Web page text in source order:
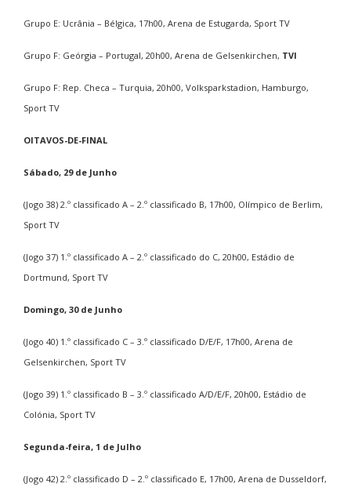
Grupo E: Ucrânia – Bélgica, 17h00, Arena de Estugarda, Sport TV
Grupo F: Geórgia – Portugal, 20h00, Arena de Gelsenkirchen, TVI
Grupo F: Rep. Checa – Turquia, 20h00, Volksparkstadion, Hamburgo,
Sport TV
OITAVOS-DE-FINAL
Sábado, 29 de Junho
(Jogo 38) 2.º classificado A – 2.º classificado B, 17h00, Olímpico de Berlim,
Sport TV
(Jogo 37) 1.º classificado A – 2.º classificado do C, 20h00, Estádio de
Dortmund, Sport TV
Domingo, 30 de Junho
(Jogo 40) 1.º classificado C – 3.º classificado D/E/F, 17h00, Arena de
Gelsenkirchen, Sport TV
(Jogo 39) 1.º classificado B – 3.º classificado A/D/E/F, 20h00, Estádio de
Colónia, Sport TV
Segunda-feira, 1 de Julho
(Jogo 42) 2.º classificado D – 2.º classificado E, 17h00, Arena de Dusseldorf,